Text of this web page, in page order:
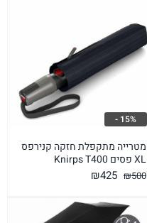
מטרייה מתקפלת חזקה קנירפס
XL פסים Knirps T400
₪500
המחיר
₪425
15% -